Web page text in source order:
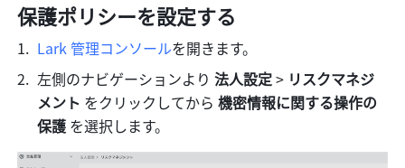
保護ポリシーを設定する
Lark 管理コンソールを開きます。
左側のナビゲーションより 法人設定 > リスクマネジ
メント をクリックしてから 機密情報に関する操作の
保護 を選択します。